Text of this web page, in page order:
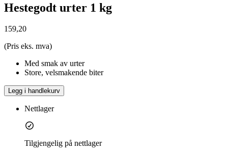
Hestegodt urter 1 kg
159,20
(Pris eks. mva)
Med smak av urter
Store, velsmakende biter
Legg i handlekurv
Nettlager
Tilgjengelig på nettlager